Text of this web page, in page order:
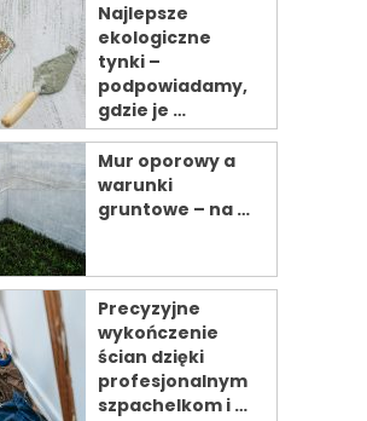
Najlepsze
ekologiczne
tynki –
podpowiadamy,
gdzie je …
Mur oporowy a
warunki
gruntowe – na …
Precyzyjne
wykończenie
ścian dzięki
profesjonalnym
szpachelkom i …